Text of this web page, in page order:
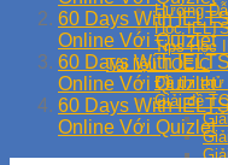
Hướng
Học
Tips Học
Tài liệu TOEIC
Đề thi thử
Giải đề
60 Days With
Online Với Quizlet
60 Days With
Online Với Quizlet
60 Days With
Online Với Quizlet